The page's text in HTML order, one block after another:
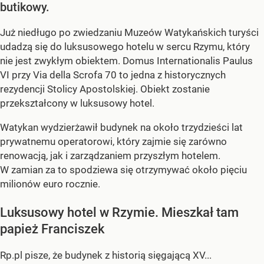
butikowy.
Już niedługo po zwiedzaniu Muzeów Watykańskich turyści
udadzą się do luksusowego hotelu w sercu Rzymu, który
nie jest zwykłym obiektem. Domus Internationalis Paulus
VI przy Via della Scrofa 70 to jedna z historycznych
rezydencji Stolicy Apostolskiej. Obiekt zostanie
przekształcony w luksusowy hotel.
Watykan wydzierżawił budynek na około trzydzieści lat
prywatnemu operatorowi, który zajmie się zarówno
renowacją, jak i zarządzaniem przyszłym hotelem.
W zamian za to spodziewa się otrzymywać około pięciu
milionów euro rocznie.
Luksusowy hotel w Rzymie. Mieszkał tam
papież Franciszek
Rp.pl pisze, że budynek z historią sięgającą XV...